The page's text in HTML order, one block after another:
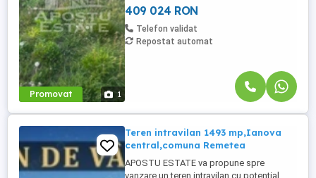
Promovat 1
apropiere de mijloace de transport ...
409 024 RON
Telefon validat
Repostat automat
Teren intravilan 1493 mp,Ianova
central,comuna Remetea
APOSTU ESTATE va propune spre
vanzare un teren intravilan cu potential